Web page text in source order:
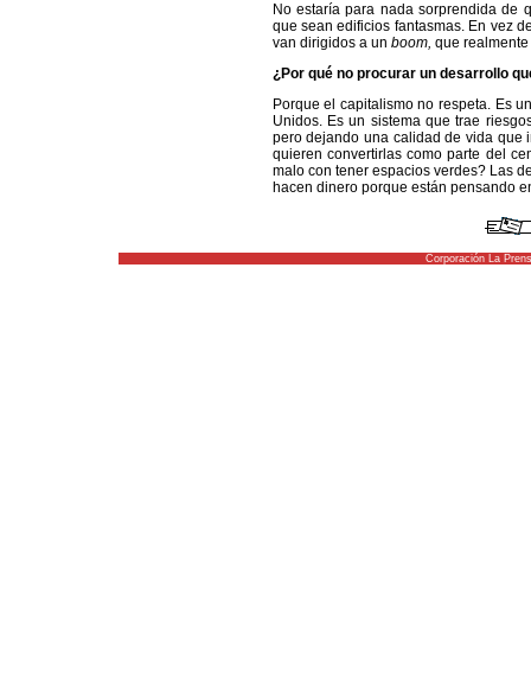
No estaría para nada sorprendida de
que sean edificios fantasmas. En vez
van dirigidos a un boom, que
¿Por qué no procurar un desarrollo
Porque el capitalismo no respeta. Es
Unidos. Es un sistema que trae
pero dejando una calidad de vida que
quieren convertirlas como parte del
malo con tener espacios verdes? Las
hacen dinero porque están pensando
Corporación La